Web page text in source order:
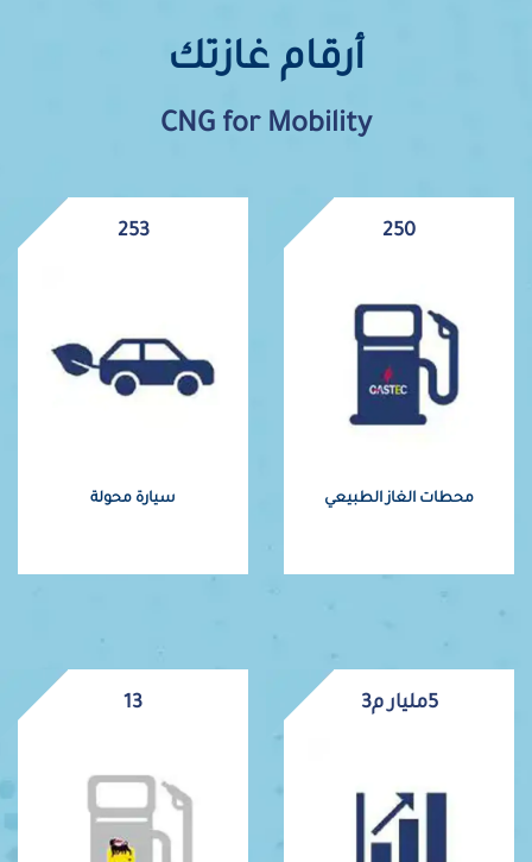
أرقام غازتك
CNG for Mobility
305
محطات الغاز الطبيعي
307.792
سيارة محولة
6.963مليار م3 17